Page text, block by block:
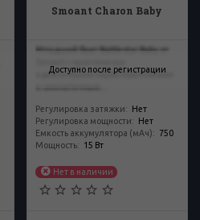
Smoant Charon Baby
Доступно после регистрации
Младший брат Battlestar Baby от
идентичными характеристиками
Регулировка затяжки: Нет
Регулировка мощности: Нет
Емкость аккумулятора (мАч): 750
Мощность: 15 Вт
Нет в наличии